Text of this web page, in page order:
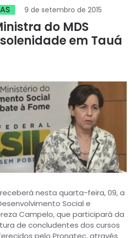
9 de setembro de 2015
do MDS
em Tauá
nesta quarta-feira, 09, a
Social e
Campelo, que participará da
de concludentes dos cursos
pelo Pronatec, através